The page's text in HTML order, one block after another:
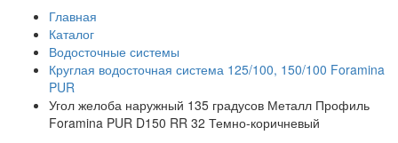
Главная
Каталог
Водосточные системы
Круглая водосточная система 125/100, 150/100 Foramina
PUR
Угол желоба наружный 135 градусов Металл Профиль
Foramina PUR D150 RR 32 Темно-коричневый